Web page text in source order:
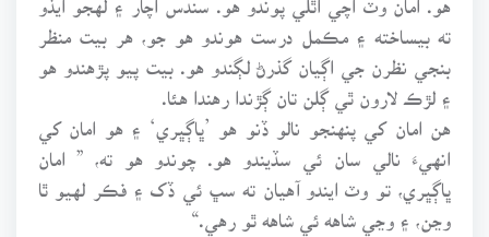
ته بيساخته ۽ مڪمل درست هوندو هو جو، هر بيت منظر
بنجي نظرن جي اڳيان گذرڻ لڳندو هو. بيت پيو پڙهندو هو
۽ لڙڪ لارون ٿي ڳلن تان ڳڙندا رهندا هئا.
هن امان کي پنهنجو نالو ڏنو هو ’ڀاڳڀري‘ ۽ هو امان کي
انهيءَ نالي سان ئي سڏيندو هو. چوندو هو ته، ” امان
ڀاڳڀري، تو وٽ ايندو آهيان ته سڀ ئي ڏک ۽ فڪر لهيو ٿا
وڃن، ۽ وڃي شاهه ئي شاهه ٿو رهي.“